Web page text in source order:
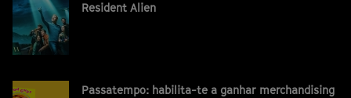
Resident Alien
Passatempo: habilita-te a ganhar merchandising